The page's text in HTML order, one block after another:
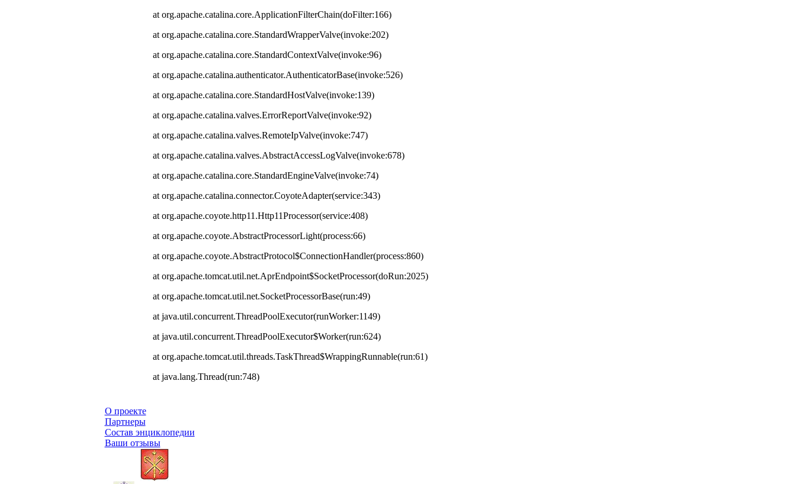
at org.apache.catalina.core.ApplicationFilterChain(doFilter:166)
at org.apache.catalina.core.StandardWrapperValve(invoke:202)
at org.apache.catalina.core.StandardContextValve(invoke:96)
at org.apache.catalina.authenticator.AuthenticatorBase(invoke:526)
at org.apache.catalina.core.StandardHostValve(invoke:139)
at org.apache.catalina.valves.ErrorReportValve(invoke:92)
at org.apache.catalina.valves.RemoteIpValve(invoke:747)
at org.apache.catalina.valves.AbstractAccessLogValve(invoke:678)
at org.apache.catalina.core.StandardEngineValve(invoke:74)
at org.apache.catalina.connector.CoyoteAdapter(service:343)
at org.apache.coyote.http11.Http11Processor(service:408)
at org.apache.coyote.AbstractProcessorLight(process:66)
at org.apache.coyote.AbstractProtocol$ConnectionHandler(process:860)
at org.apache.tomcat.util.net.AprEndpoint$SocketProcessor(doRun:2025)
at org.apache.tomcat.util.net.SocketProcessorBase(run:49)
at java.util.concurrent.ThreadPoolExecutor(runWorker:1149)
at java.util.concurrent.ThreadPoolExecutor$Worker(run:624)
at org.apache.tomcat.util.threads.TaskThread$WrappingRunnable(run:61)
at java.lang.Thread(run:748)
О проекте
Партнеры
Состав энциклопедии
Ваши отзывы